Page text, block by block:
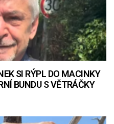
SI RÝPL DO MACINKY
BUNDU S VĚTRÁČKY